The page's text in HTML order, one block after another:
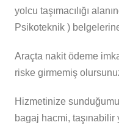
yolcu taşımacılığı
Psikoteknik )
Araçta nakit ödeme
riske girmemiş
Hizmetinize
bagaj hacmi, taşınabilir